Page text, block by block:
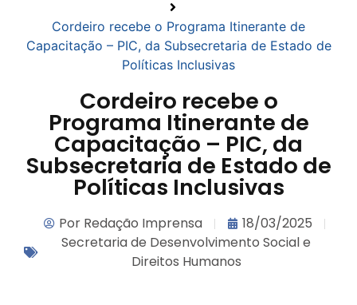
Cordeiro recebe o Programa Itinerante de
Capacitação – PIC, da Subsecretaria de Estado de
Políticas Inclusivas
Cordeiro recebe o
Programa Itinerante de
Capacitação – PIC, da
Subsecretaria de Estado de
Políticas Inclusivas
Por Redação Imprensa
18/03/2025
Secretaria de Desenvolvimento Social e
Direitos Humanos